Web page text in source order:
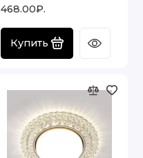
468.00₽.
Купить